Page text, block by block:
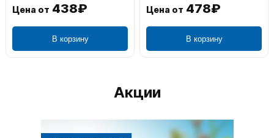
Цена от 438₽
В корзину
Цена от 478₽
В корзину
Акции